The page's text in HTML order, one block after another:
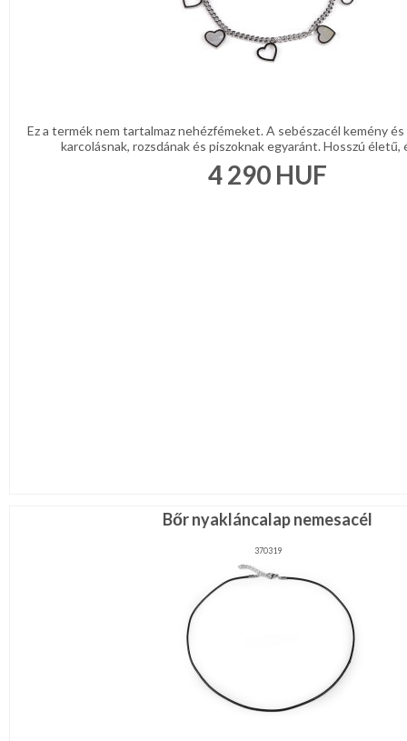
Ez a termék nem tartalmaz nehézfémeket. A sebészacél kemény
karcolásnak, rozsdának és piszoknak egyaránt. Hosszú életű,
4 290 HUF
Bőr nyakláncalap nemesacél
370319